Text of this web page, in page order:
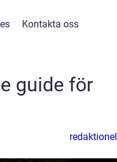
Kontakta oss
guide för
redaktionel